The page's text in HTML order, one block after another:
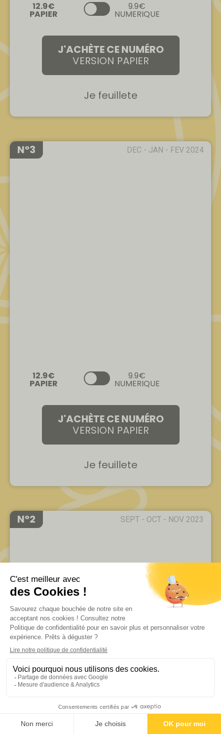
9.9€
NUMERIQUE
J'ACHÈTE CE NUMÉRO
VERSION PAPIER
Je feuillete
N°3 DEC - JAN - FEV 2024
9.9€
NUMERIQUE
J'ACHÈTE CE NUMÉRO
VERSION PAPIER
Je feuillete
N°2 SEPT - OCT - NOV 2023